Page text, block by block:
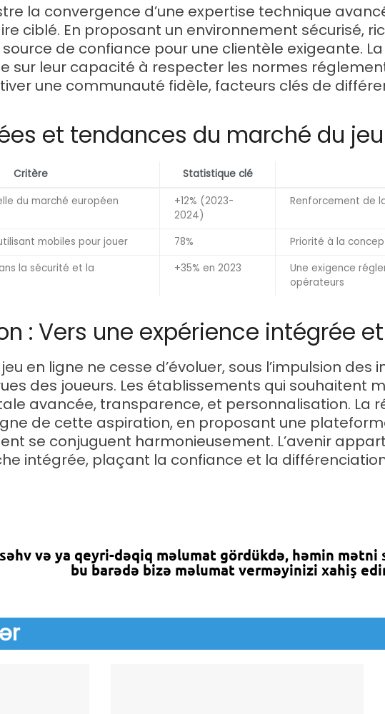
la convergence d’une expertise technique
ciblé. En proposant un environnement sécurisé,
de confiance pour une clientèle exigeante.
sur leur capacité à respecter les normes
une communauté fidèle, facteurs clés de
et tendances du marché du
Critère Statistique clé
du marché européen
+12% (2023-
2024)
Renforcement de
mobiles pour jouer 78%
Priorité à la
la sécurité et la
+35% en 2023
Une exigence
opérateurs
: Vers une expérience intégrée
en ligne ne cesse d’évoluer, sous l’impulsion
des joueurs. Les établissements qui souhaitent
avancée, transparence, et personnalisation. La
de cette aspiration, en proposant une
se conjuguent harmonieusement. L’avenir
intégrée, plaçant la confiance et la
və ya qeyri-dəqiq məlumat gördükdə, həmin mətni
bu barədə bizə məlumat verməyinizi xahiş